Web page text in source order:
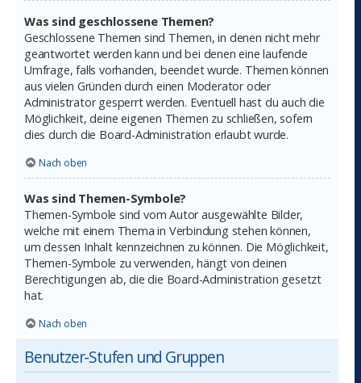
Was sind geschlossene Themen?
Geschlossene Themen sind Themen, in denen nicht mehr
geantwortet werden kann und bei denen eine laufende
Umfrage, falls vorhanden, beendet wurde. Themen können
aus vielen Gründen durch einen Moderator oder
Administrator gesperrt werden. Eventuell hast du auch die
Möglichkeit, deine eigenen Themen zu schließen, sofern
dies durch die Board-Administration erlaubt wurde.
Nach oben
Was sind Themen-Symbole?
Themen-Symbole sind vom Autor ausgewählte Bilder,
welche mit einem Thema in Verbindung stehen können,
um dessen Inhalt kennzeichnen zu können. Die Möglichkeit,
Themen-Symbole zu verwenden, hängt von deinen
Berechtigungen ab, die die Board-Administration gesetzt
hat.
Nach oben
Benutzer-Stufen und Gruppen